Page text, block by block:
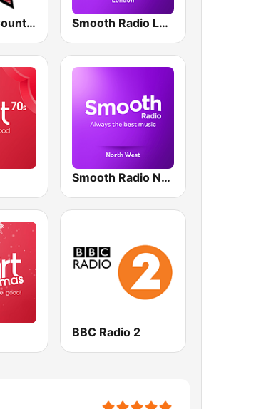
America's Country Smooth Radio London
Smooth Radio North West
BBC Radio 2